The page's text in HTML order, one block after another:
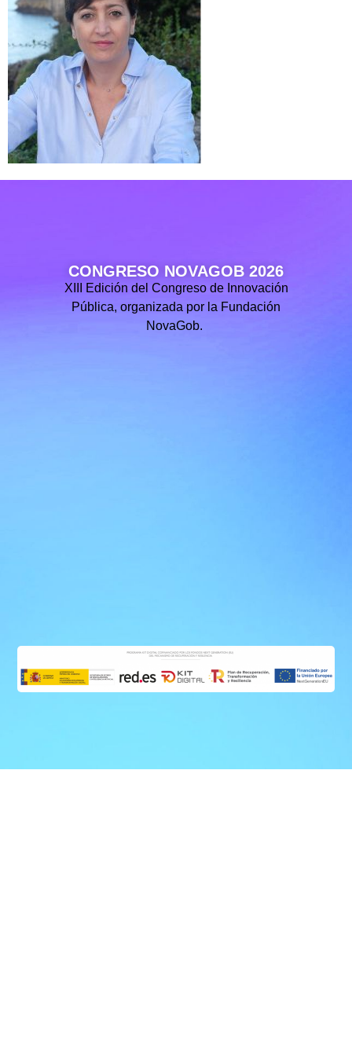
CONGRESO NOVAGOB 2026
XIII Edición del Congreso de Innovación
Pública, organizada por la Fundación
NovaGob.